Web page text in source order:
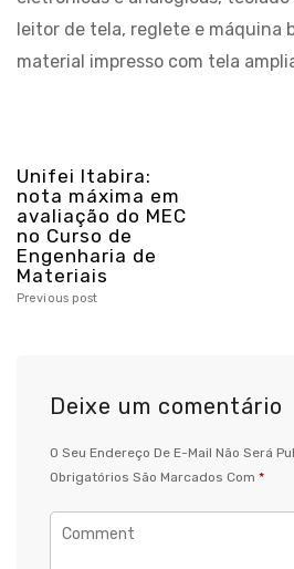
leitor de tela, reglete e máquina
material impresso com tela
Unifei Itabira:
nota máxima em
avaliação do MEC
no Curso de
Engenharia de
Materiais
Previous post
Deixe um comentário
O Seu Endereço De E-Mail Não Será
Obrigatórios São Marcados Com *